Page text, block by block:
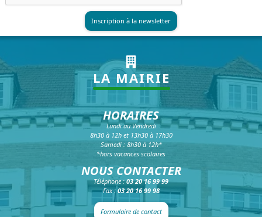
LA MAIRIE
HORAIRES
Lundi au Vendredi
8h30 à 12h et 13h30 à 17h30
Samedi : 8h30 à 12h*
*hors vacances scolaires
NOUS CONTACTER
Téléphone :03 20 16 99 99
Fax : 03 20 16 99 98
Formulaire de contact